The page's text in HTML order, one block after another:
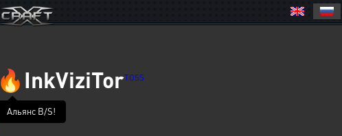
🔥InkViziTorTOSS
Альянс B/S!